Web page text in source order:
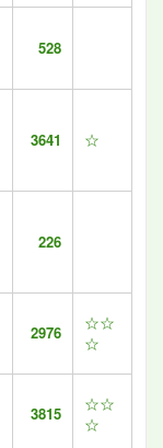
528
3641 ☆
226
2976
☆☆
☆
3815
☆☆
☆